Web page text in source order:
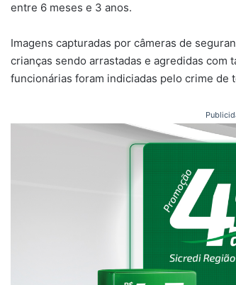
entre 6 meses e 3 anos.
Imagens capturadas por câmeras de
crianças sendo arrastadas e agredidas com
funcionárias foram indiciadas pelo crime de